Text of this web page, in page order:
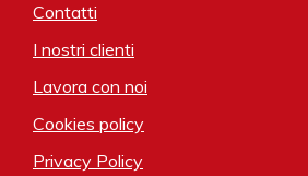
Contatti
I nostri clienti
Lavora con noi
Cookies policy
Privacy Policy